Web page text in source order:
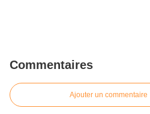
Commentaires
Ajouter un commentaire